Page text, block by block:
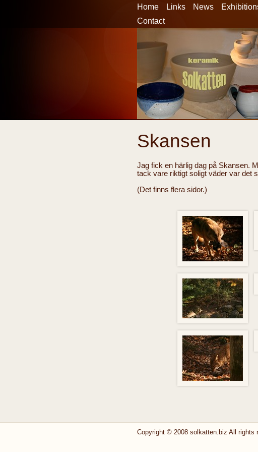
Home Links News
Contact
Skansen
Jag fick en härlig dag på Skansen.
tack vare riktigt soligt väder var det
(Det finns flera sidor.)
Copyright © 2008 solkatten.biz All rights